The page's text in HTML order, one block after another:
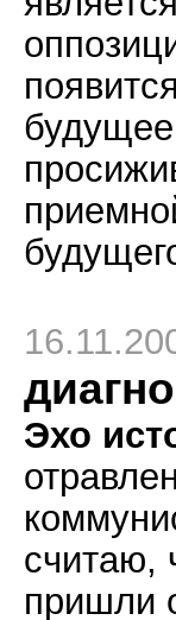
Эхо
считаю,
пришли